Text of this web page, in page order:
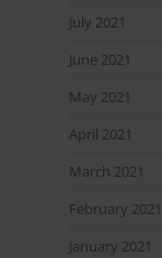
July 2021
June 2021
May 2021
April 2021
March 2021
February 2021
January 2021